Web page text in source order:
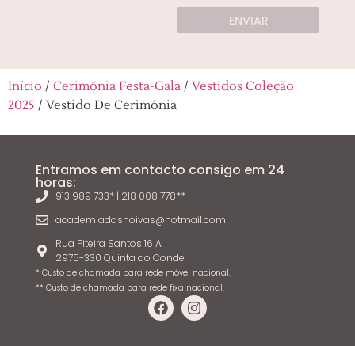
ENVIAR
Início / Cerimónia Festa-Gala / Vestidos Coleção
2025 / Vestido De Cerimónia
* Custo de chamada para rede móvel nacional.
** Custo de chamada para rede fixa nacional.
913 989 733* | 218 008 778**
academiadasnoivas@hotmail.com
Rua Piteira Santos 16 A
2975-330 Quinta do Conde
Entramos em contacto consigo em 24
horas: